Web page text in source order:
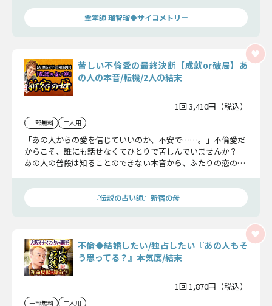
霊掌師 瑠智瑠◆サイコメトリー
苦しい不倫愛の最終決断【成就or破局】あ
の人の本音/転機/2人の結末
1回 3,410円（税込）
一部無料 二人用
「あの人からの愛を信じていいのか、不安で……。」不倫愛だ
からこそ、誰にも話せなくてひとりで苦しんでいませんか？
あの人の普段は知ることのできない本音から、ふたりの恋の最
『伝説の占い師』新宿の母
不倫◆結婚したい/独占したい『あの人もそ
う思ってる？』本気度/結末
1回 1,870円（税込）
一部無料 二人用